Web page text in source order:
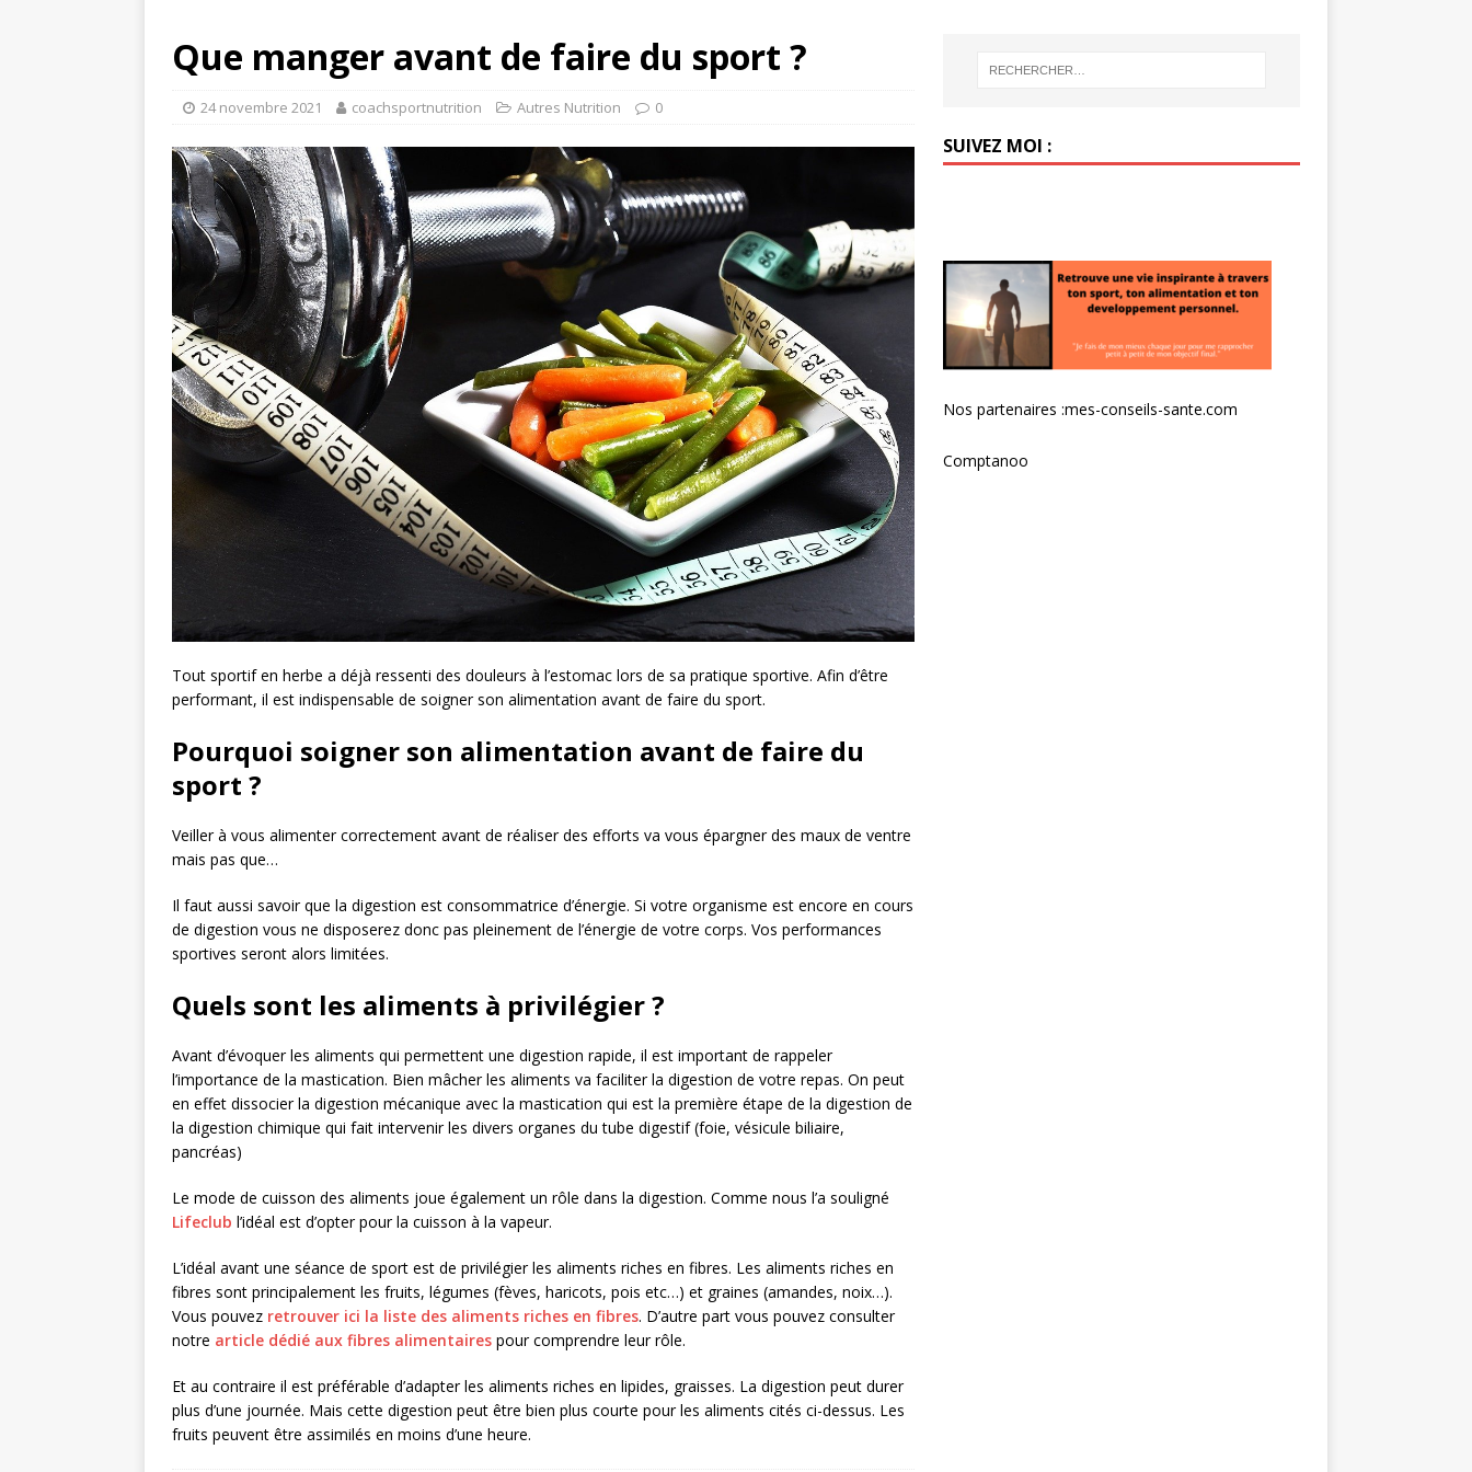
Que manger avant de faire du sport ?
24 novembre 2021 coachsportnutrition Autres Nutrition 0
Tout sportif en herbe a déjà ressenti des douleurs à l’estomac lors de sa pratique sportive. Afin d’être
performant, il est indispensable de soigner son alimentation avant de faire du sport.
Pourquoi soigner son alimentation avant de faire du
sport ?
Veiller à vous alimenter correctement avant de réaliser des efforts va vous épargner des maux de ventre
mais pas que…
Il faut aussi savoir que la digestion est consommatrice d’énergie. Si votre organisme est encore en cours
de digestion vous ne disposerez donc pas pleinement de l’énergie de votre corps. Vos performances
sportives seront alors limitées.
Quels sont les aliments à privilégier ?
Avant d’évoquer les aliments qui permettent une digestion rapide, il est important de rappeler
l’importance de la mastication. Bien mâcher les aliments va faciliter la digestion de votre repas. On peut
en effet dissocier la digestion mécanique avec la mastication qui est la première étape de la digestion de
la digestion chimique qui fait intervenir les divers organes du tube digestif (foie, vésicule biliaire,
pancréas)
Le mode de cuisson des aliments joue également un rôle dans la digestion. Comme nous l’a souligné
Lifeclub l’idéal est d’opter pour la cuisson à la vapeur.
L’idéal avant une séance de sport est de privilégier les aliments riches en fibres. Les aliments riches en
fibres sont principalement les fruits, légumes (fèves, haricots, pois etc…) et graines (amandes, noix…).
Vous pouvez retrouver ici la liste des aliments riches en fibres. D’autre part vous pouvez consulter
notre article dédié aux fibres alimentaires pour comprendre leur rôle.
Et au contraire il est préférable d’adapter les aliments riches en lipides, graisses. La digestion peut durer
plus d’une journée. Mais cette digestion peut être bien plus courte pour les aliments cités ci-dessus. Les
fruits peuvent être assimilés en moins d’une heure.
SUIVEZ MOI :
Nos partenaires :mes-conseils-sante.com
Comptanoo